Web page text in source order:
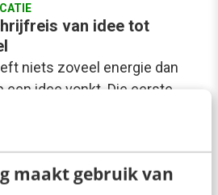
maakt gebruik van
van idee tot
niets zoveel energie dan
een idee vonkt. Die eerste
voelen als een…